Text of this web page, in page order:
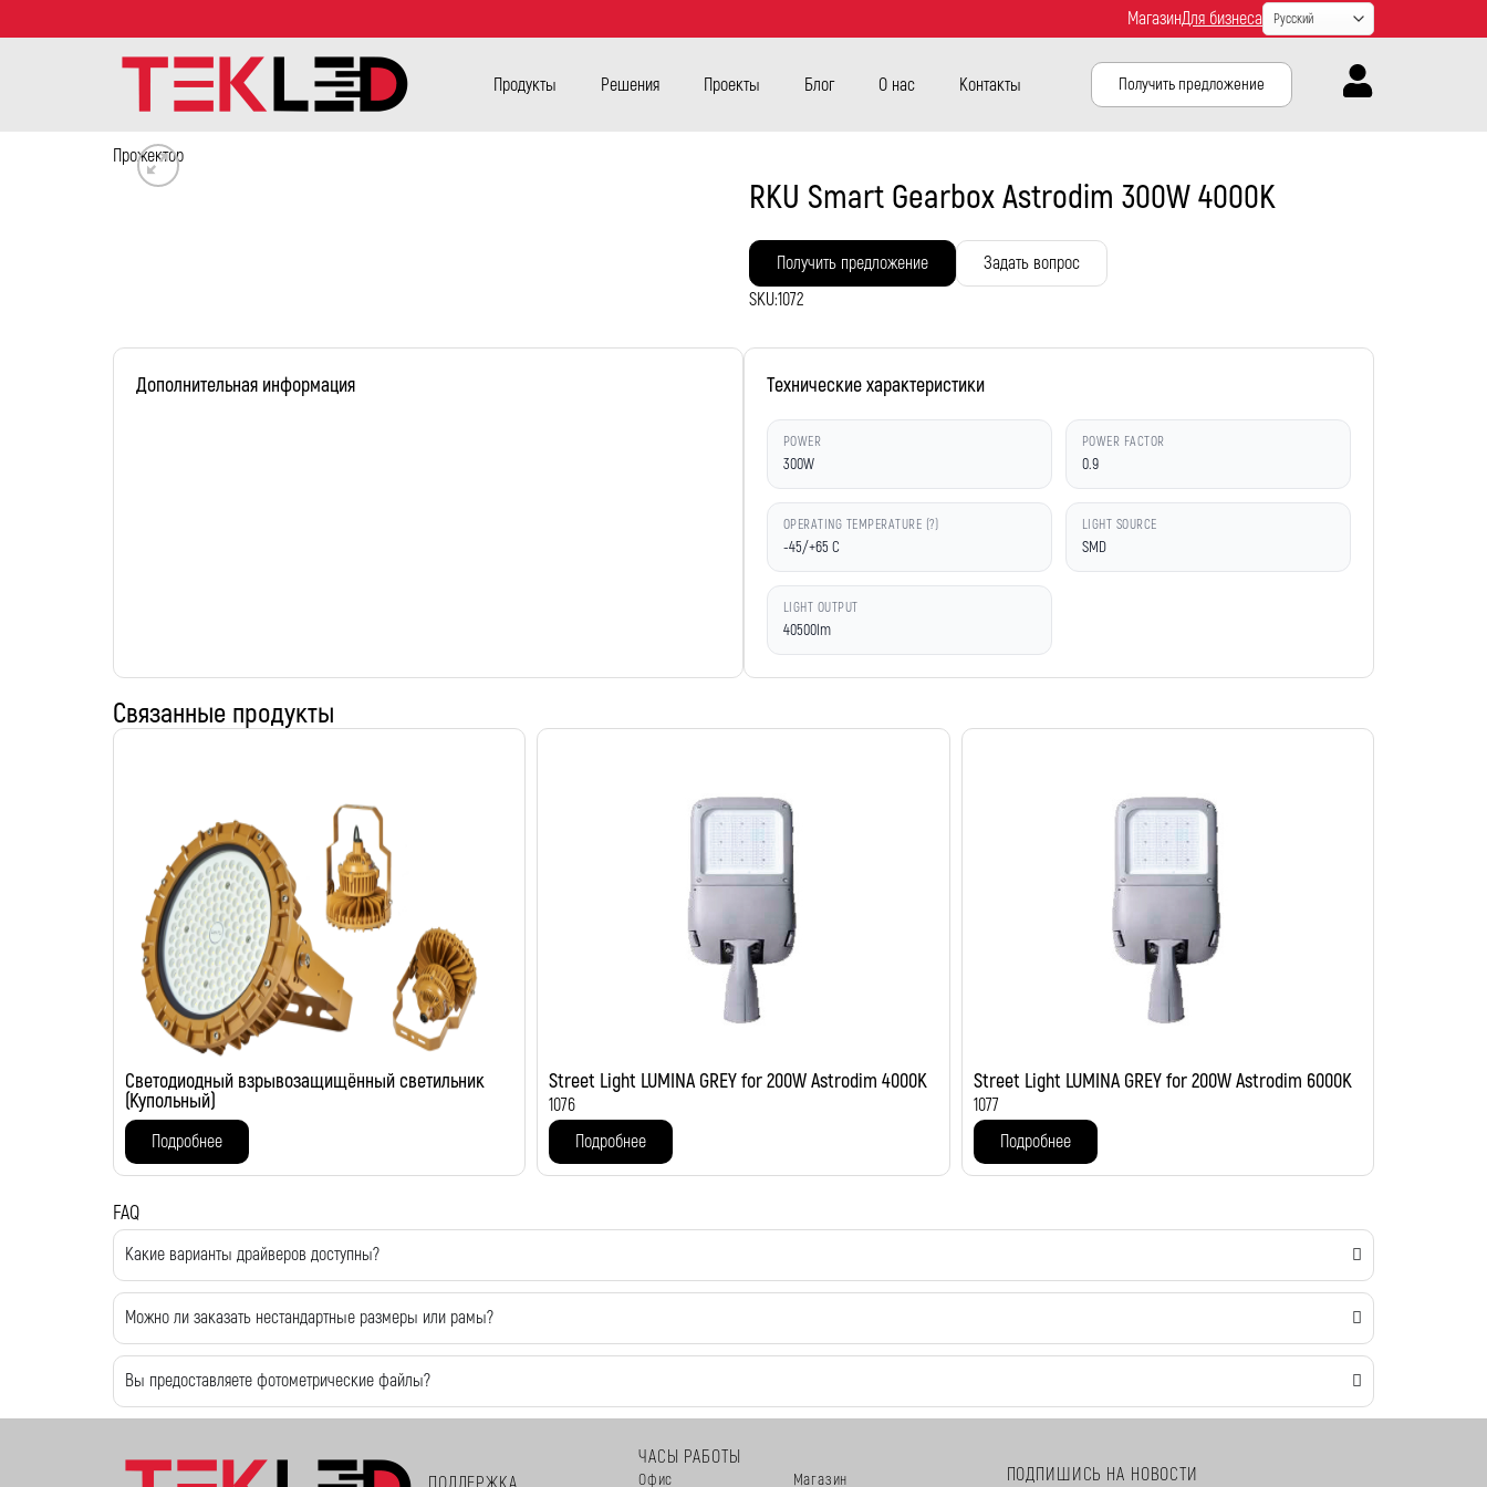
МагазинДля бизнеса
Продукты Решения Проекты Блог О нас Контакты Получить предложение
Прожектор
RKU Smart Gearbox Astrodim 300W 4000K
Получить предложение
Задать вопрос
SKU:1072
Дополнительная информация Технические характеристики
POWER
300W
POWER FACTOR
0.9
OPERATING TEMPERATURE (?)
-45/+65 C
LIGHT SOURCE
SMD
LIGHT OUTPUT
40500lm
Связанные продукты
Светодиодный взрывозащищённый светильник
(Купольный)
Подробнее
Street Light LUMINA GREY for 200W Astrodim 4000K
1076
Подробнее
Street Light LUMINA GREY for 200W Astrodim 6000K
1077
Подробнее
FAQ
Какие варианты драйверов доступны?
Можно ли заказать нестандартные размеры или рамы?
Вы предоставляете фотометрические файлы?
ЧАСЫ РАБОТЫ
Офис Магазин ПОДПИШИСЬ НА НОВОСТИ